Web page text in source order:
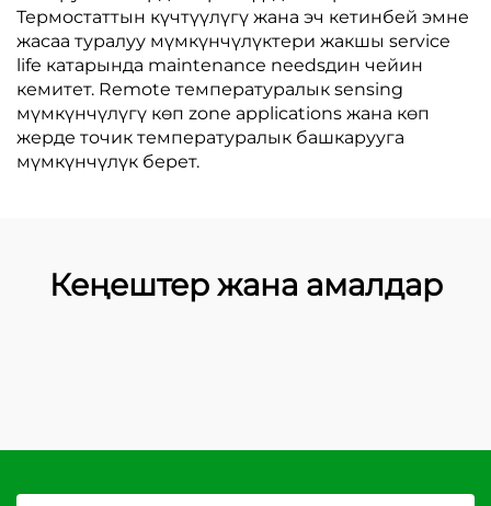
Термостаттын күчтүүлүгү жана эч кетинбей эмне
жасаа туралуу мүмкүнчүлүктери жакшы service
life катарында maintenance needsдин чейин
кемитет. Remote температуралык sensing
мүмкүнчүлүгү көп zone applications жана көп
жерде точик температуралык башкарууга
мүмкүнчүлүк берет.
Кеңештер жана амалдар